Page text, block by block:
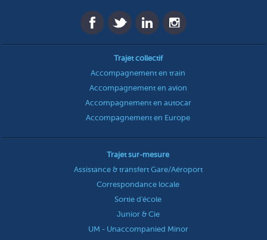
Trajet collectif
Accompagnement en train
Accompagnement en avion
Accompagnement en autocar
Accompagnement en Europe
Trajet sur-mesure
Assistance & transfert Gare/Aéroport
Correspondance locale
Sortie d'école
Junior & Cie
UM - Unaccompanied Minor